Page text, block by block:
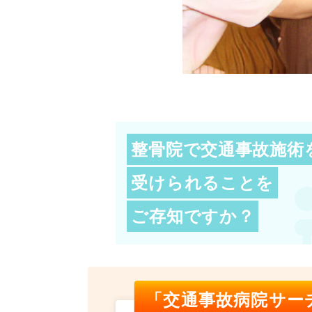
整骨院で交通事故施術
受けられることを
ご存知ですか？
「交通事故病院サ